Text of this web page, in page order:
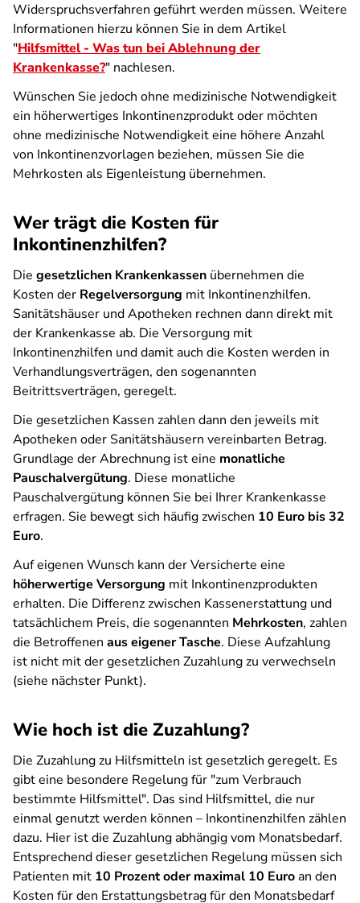
Widerspruchsverfahren geführt werden müssen. Weitere
Informationen hierzu können Sie in dem Artikel
"Hilfsmittel - Was tun bei Ablehnung der
Krankenkasse?" nachlesen.
Wünschen Sie jedoch ohne medizinische Notwendigkeit
ein höherwertiges Inkontinenzprodukt oder möchten
ohne medizinische Notwendigkeit eine höhere Anzahl
von Inkontinenzvorlagen beziehen, müssen Sie die
Mehrkosten als Eigenleistung übernehmen.
Wer trägt die Kosten für
Inkontinenzhilfen?
Die gesetzlichen Krankenkassen übernehmen die
Kosten der Regelversorgung mit Inkontinenzhilfen.
Sanitätshäuser und Apotheken rechnen dann direkt mit
der Krankenkasse ab. Die Versorgung mit
Inkontinenzhilfen und damit auch die Kosten werden in
Verhandlungsverträgen, den sogenannten
Beitrittsverträgen, geregelt.
Die gesetzlichen Kassen zahlen dann den jeweils mit
Apotheken oder Sanitätshäusern vereinbarten Betrag.
Grundlage der Abrechnung ist eine monatliche
Pauschalvergütung. Diese monatliche
Pauschalvergütung können Sie bei Ihrer Krankenkasse
erfragen. Sie bewegt sich häufig zwischen 10 Euro bis 32
Euro.
Auf eigenen Wunsch kann der Versicherte eine
höherwertige Versorgung mit Inkontinenzprodukten
erhalten. Die Differenz zwischen Kassenerstattung und
tatsächlichem Preis, die sogenannten Mehrkosten, zahlen
die Betroffenen aus eigener Tasche. Diese Aufzahlung
ist nicht mit der gesetzlichen Zuzahlung zu verwechseln
(siehe nächster Punkt).
Wie hoch ist die Zuzahlung?
Die Zuzahlung zu Hilfsmitteln ist gesetzlich geregelt. Es
gibt eine besondere Regelung für "zum Verbrauch
bestimmte Hilfsmittel". Das sind Hilfsmittel, die nur
einmal genutzt werden können – Inkontinenzhilfen zählen
dazu. Hier ist die Zuzahlung abhängig vom Monatsbedarf.
Entsprechend dieser gesetzlichen Regelung müssen sich
Patienten mit 10 Prozent oder maximal 10 Euroan den
Kosten für den Erstattungsbetrag für den Monatsbedarf